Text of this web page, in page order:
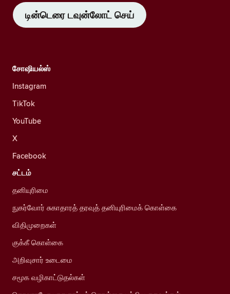
டின்டெரை டவுன்லோட் செய்
சோஷியல்ஸ்
Instagram
TikTok
YouTube
X
Facebook
சட்டம்
தனியுரிமை
நுகர்வோர் சுகாதாரத் தரவுத் தனியுரிமைக் கொள்கை
விதிமுறைகள்
குக்கீ கொள்கை
அறிவுசார் உடைமை
சமூக வழிகாட்டுதல்கள்